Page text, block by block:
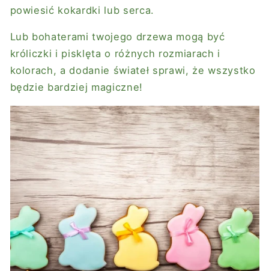
powiesić kokardki lub serca.
Lub bohaterami twojego drzewa mogą być
króliczki i pisklęta o różnych rozmiarach i
kolorach, a dodanie świateł sprawi, że wszystko
będzie bardziej magiczne!